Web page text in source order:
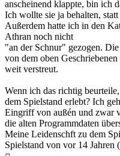
anscheinend klappte, bin ich
Ich wollte sie ja behalten,
Außerdem hatte ich in den
Athran noch nicht
"an der Schnur" gezogen.
von dem oben
weit verstreut.
Wenn ich das richtig
dem Spielstand erlebt? Ich
Eingriff von außén und zwar
die alten Programmdaten
Meine Leidenschft zu dem
Spielstand von vor 14 Jahren